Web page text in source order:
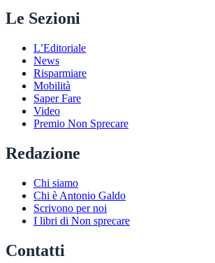
Le Sezioni
L’Editoriale
News
Risparmiare
Mobilità
Saper Fare
Video
Premio Non Sprecare
Redazione
Chi siamo
Chi è Antonio Galdo
Scrivono per noi
I libri di Non sprecare
Contatti